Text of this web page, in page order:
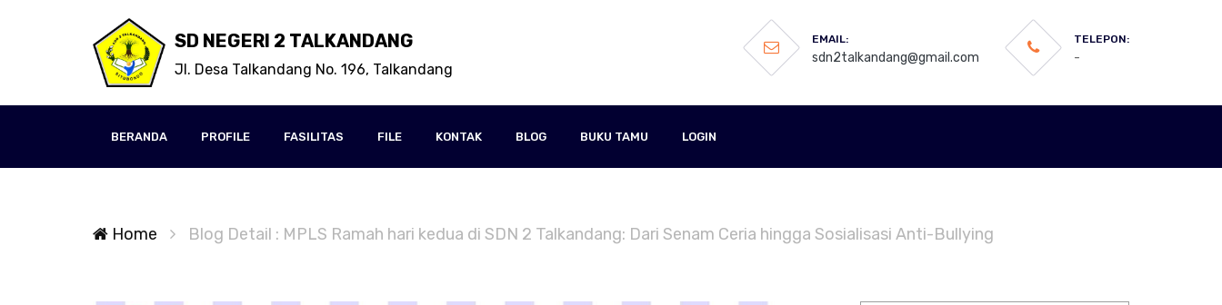
SD NEGERI 2 TALKANDANG
Jl. Desa Talkandang No. 196, Talkandang
EMAIL:
sdn2talkandang@gmail.com
TELEPON:
-
BERANDA PROFILE FASILITAS FILE KONTAK BLOG BUKU TAMU LOGIN
Home Blog Detail : MPLS Ramah hari kedua di SDN 2 Talkandang: Dari Senam Ceria hingga Sosialisasi Anti-Bullying